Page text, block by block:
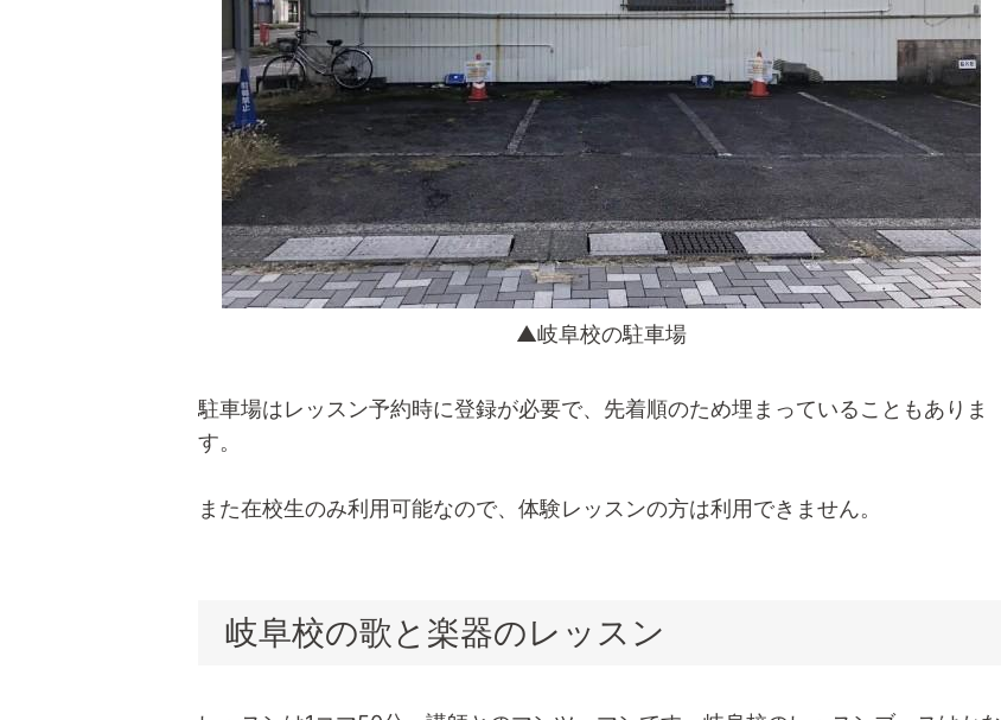
▲岐阜校の駐車場
駐車場はレッスン予約時に登録が必要で、先着順のため埋まっていることもありま
す。
また在校生のみ利用可能なので、体験レッスンの方は利用できません。
岐阜校の歌と楽器のレッスン